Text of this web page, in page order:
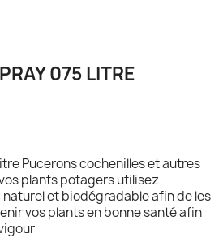
075 LITRE
Pucerons cochenilles et autres
plants potagers utilisez
naturel et biodégradable afin de les
vos plants en bonne santé afin